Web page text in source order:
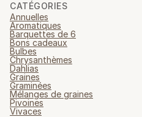
CATÉGORIES
Annuelles
Aromatiques
Barquettes de 6
Bons cadeaux
Bulbes
Chrysanthèmes
Dahlias
Graines
Graminées
Mélanges de graines
Pivoines
Vivaces